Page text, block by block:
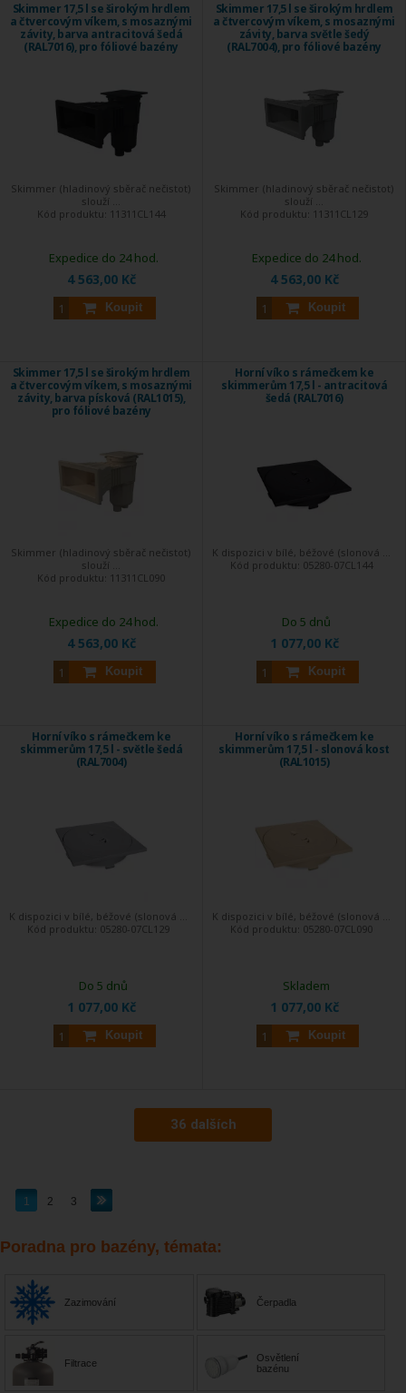
Skimmer 17,5 l se širokým hrdlem
a čtvercovým víkem, s mosaznými
závity, barva antracitová šedá
(RAL7016), pro fóliové bazény
Skimmer (hladinový sběrač nečistot)
slouží ...
Kód produktu: 11311CL144
4 563,00 Kč
Koupit
Expedice do 24 hod.
Skimmer 17,5 l se širokým hrdlem
a čtvercovým víkem, s mosaznými
závity, barva světle šedý
(RAL7004), pro fóliové bazény
Skimmer (hladinový sběrač nečistot)
slouží ...
Kód produktu: 11311CL129
4 563,00 Kč
Koupit
Expedice do 24 hod.
Skimmer 17,5 l se širokým hrdlem
a čtvercovým víkem, s mosaznými
závity, barva písková (RAL1015),
pro fóliové bazény
Skimmer (hladinový sběrač nečistot)
slouží ...
Kód produktu: 11311CL090
4 563,00 Kč
Koupit
Expedice do 24 hod.
Horní víko s rámečkem ke
skimmerům 17,5 l - antracitová
šedá (RAL7016)
K dispozici v bílé, béžové (slonová ...
Kód produktu: 05280-07CL144
1 077,00 Kč
Koupit
Do 5 dnů
Horní víko s rámečkem ke
skimmerům 17,5 l - světle šedá
(RAL7004)
K dispozici v bílé, béžové (slonová ...
Kód produktu: 05280-07CL129
1 077,00 Kč
Koupit
Do 5 dnů
Horní víko s rámečkem ke
skimmerům 17,5 l - slonová kost
(RAL1015)
K dispozici v bílé, béžové (slonová ...
Kód produktu: 05280-07CL090
1 077,00 Kč
Koupit
Skladem
36 dalších
1 2 3
Poradna pro bazény, témata:
Zazimování Čerpadla
Filtrace
Osvětlení
bazénu